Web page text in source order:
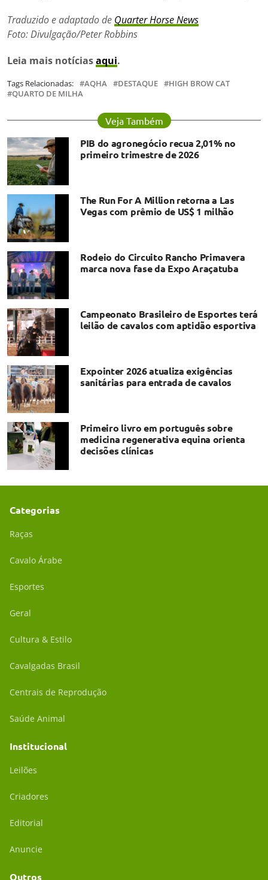
Traduzido e adaptado de Quarter Horse News
Foto: Divulgação/Peter Robbins
Leia mais notíciasaqui.
Tags Relacionadas: AQHA DESTAQUE
HIGH BROW CAT
QUARTO DE MILHA
Veja Também
PIB do agronegócio recua 2,01% no
primeiro trimestre de 2026
The Run For A Million retorna a Las
Vegas com prêmio de US$ 1 milhão
Rodeio do Circuito Rancho Primavera
marca nova fase da Expo Araçatuba
Campeonato Brasileiro de Esportes terá
leilão de cavalos com aptidão esportiva
Expointer 2026 atualiza exigências
sanitárias para entrada de cavalos
Primeiro livro em português sobre
medicina regenerativa equina orienta
decisões clínicas
Categorias
Raças
Cavalo Árabe
Esportes
Geral
Cultura & Estilo
Cavalgadas Brasil
Centrais de Reprodução
Saúde Animal
Institucional
Leilões
Criadores
Editorial
Anuncie
Outros